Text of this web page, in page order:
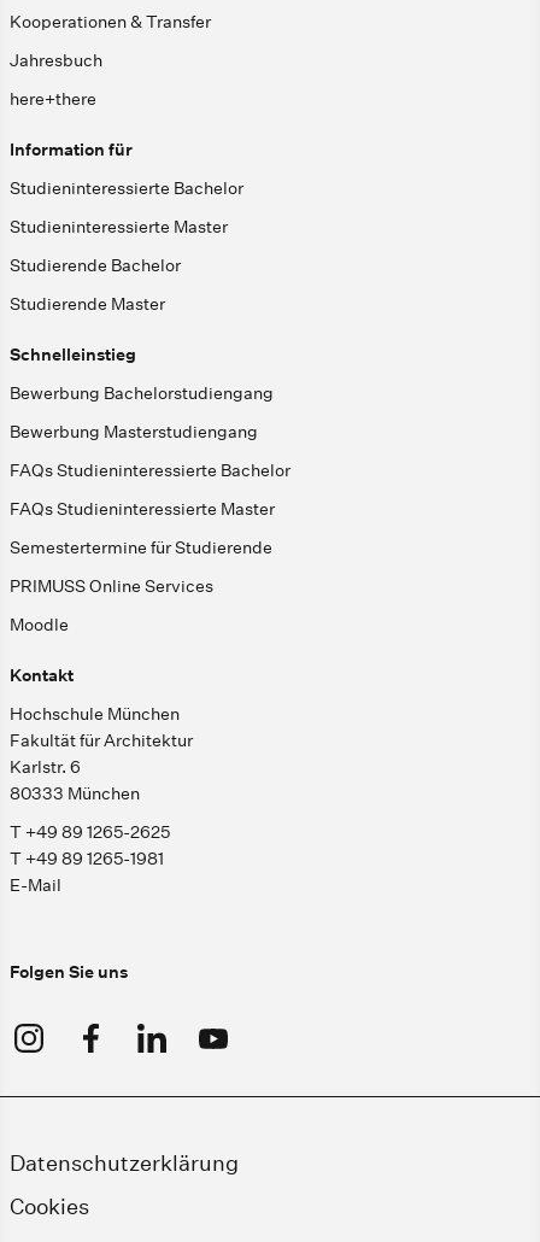
Kooperationen & Transfer
Jahresbuch
here+there
Information für
Studieninteressierte Bachelor
Studieninteressierte Master
Studierende Bachelor
Studierende Master
Schnelleinstieg
Bewerbung Bachelorstudiengang
Bewerbung Masterstudiengang
FAQs Studieninteressierte Bachelor
FAQs Studieninteressierte Master
Semestertermine für Studierende
PRIMUSS Online Services
Moodle
Kontakt
Hochschule München
Fakultät für Architektur
Karlstr. 6
80333 München
T +49 89 1265-2625
T +49 89 1265-1981
E-Mail
Folgen Sie uns
Datenschutzerklärung
Cookies